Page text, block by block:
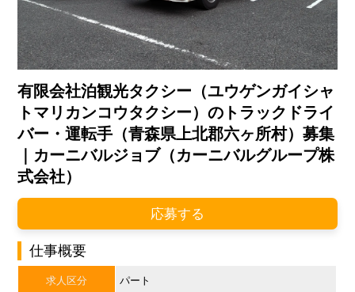
有限会社泊観光タクシー（ユウゲンガイシャ
トマリカンコウタクシー）のトラックドライ
バー・運転手（青森県上北郡六ヶ所村）募集
｜カーニバルジョブ（カーニバルグループ株
式会社）
応募する
仕事概要
求人区分 パート